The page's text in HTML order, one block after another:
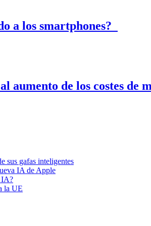
a los smartphones?
aumento de los costes de
sus gafas inteligentes
IA de Apple
IA?
la UE